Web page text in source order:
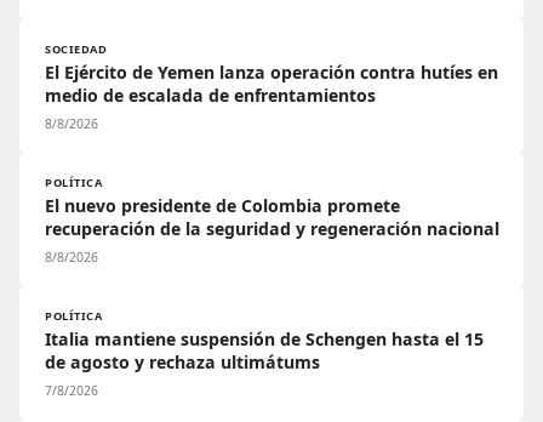
SOCIEDAD
El Ejército de Yemen lanza operación contra hutíes en
medio de escalada de enfrentamientos
8/8/2026
POLÍTICA
El nuevo presidente de Colombia promete
recuperación de la seguridad y regeneración nacional
8/8/2026
POLÍTICA
Italia mantiene suspensión de Schengen hasta el 15
de agosto y rechaza ultimátums
7/8/2026